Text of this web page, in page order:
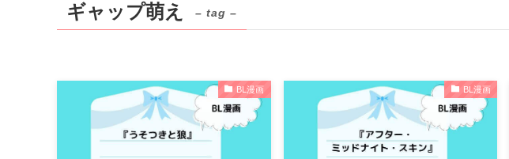
ギャップ萌え – tag –
BL漫画 BL漫画